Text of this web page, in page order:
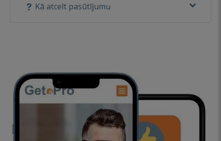
Kā atcelt pasūtījumu